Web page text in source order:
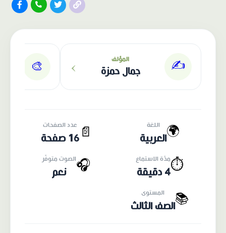
✍️ المؤلف
جمال حمزة ›
🎨
🌍 اللغة
العربية 📄
عدد الصفحات
16 صفحة
⏱️مدّة الاستماع
4 دقيقة
🎧الصوت متوفّر
نعم
📚 المستوى
الصف الثالث